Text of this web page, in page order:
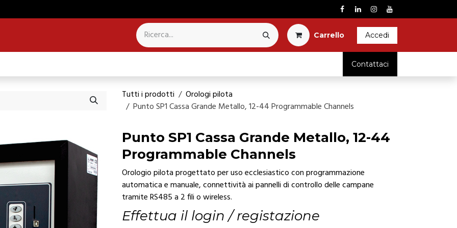
Carrel​l​o​ Accedi
Contattaci
Tutti i prodotti
Orologi pilota
Punto SP1 Cassa Grande Metallo, 12-44 Programmable Channels
Punto SP1 Cassa Grande Metallo, 12-44
Programmable Channels
Orologio pilota progettato per uso ecclesiastico con programmazione
automatica e manuale, connettività ai pannelli di controllo delle campane
tramite RS485 a 2 fili o wireless.
Effettua il login / registazione